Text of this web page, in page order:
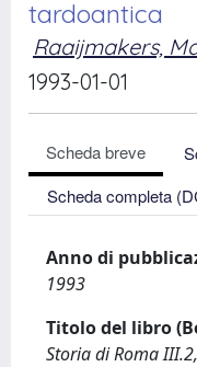
tardoantica
Raaijmakers,
1993-01-01
Scheda breve
Scheda completa
Anno di
1993
Titolo del libro
Storia di Roma